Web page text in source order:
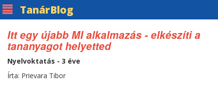
TanárBlog
Itt egy újabb MI alkalmazás - elkészíti a
tananyagot helyetted
Nyelvoktatás - 3 éve
Írta: Prievara Tibor